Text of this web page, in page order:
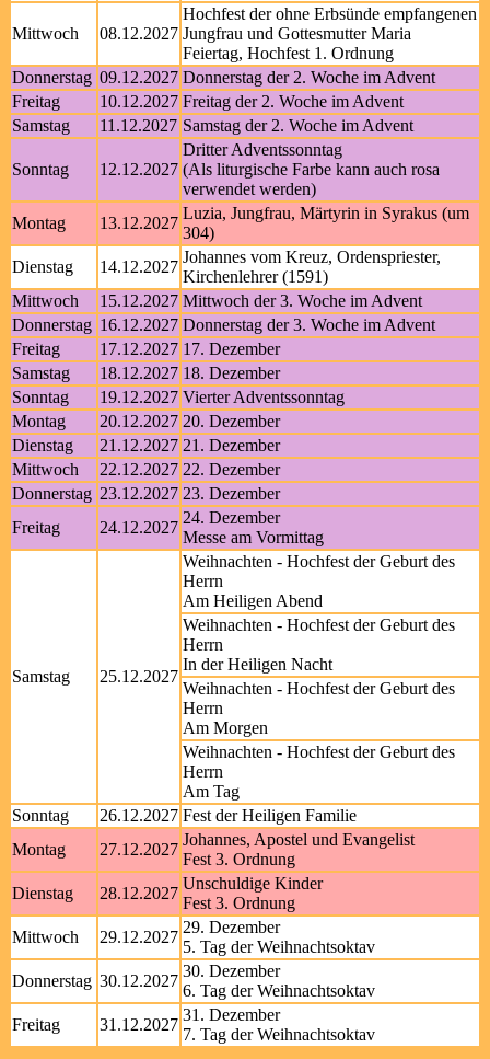
Mittwoch 08.12.2027
Hochfest der ohne Erbsünde empfangenen
Jungfrau und Gottesmutter Maria
Feiertag, Hochfest 1. Ordnung
Donnerstag 09.12.2027 Donnerstag der 2. Woche im Advent
Freitag
10.12.2027 Freitag der 2. Woche im Advent
Samstag
11.12.2027 Samstag der 2. Woche im Advent
Sonntag 12.12.2027
Dritter Adventssonntag
(Als liturgische Farbe kann auch rosa
verwendet werden)
Montag
13.12.2027
Luzia, Jungfrau, Märtyrin in Syrakus (um
304)
Dienstag
14.12.2027
Johannes vom Kreuz, Ordenspriester,
Kirchenlehrer (1591)
Mittwoch
15.12.2027 Mittwoch der 3. Woche im Advent
Donnerstag 16.12.2027 Donnerstag der 3. Woche im Advent
Freitag
17.12.2027 17. Dezember
Samstag
18.12.2027 18. Dezember
Sonntag
19.12.2027 Vierter Adventssonntag
Montag
20.12.2027 20. Dezember
Dienstag
21.12.2027 21. Dezember
Mittwoch
22.12.2027 22. Dezember
Donnerstag 23.12.2027 23. Dezember
Freitag
24.12.2027
24. Dezember
Messe am Vormittag
Samstag 25.12.2027
Weihnachten - Hochfest der Geburt des
Herrn
Am Heiligen Abend
Weihnachten - Hochfest der Geburt des
Herrn
In der Heiligen Nacht
Weihnachten - Hochfest der Geburt des
Herrn
Am Morgen
Weihnachten - Hochfest der Geburt des
Herrn
Am Tag
Sonntag
26.12.2027 Fest der Heiligen Familie
Montag
27.12.2027
Johannes, Apostel und Evangelist
Fest 3. Ordnung
Dienstag
28.12.2027
Unschuldige Kinder
Fest 3. Ordnung
Mittwoch
29.12.2027
29. Dezember
5. Tag der Weihnachtsoktav
Donnerstag 30.12.2027
30. Dezember
6. Tag der Weihnachtsoktav
Freitag
31.12.2027
31. Dezember
7. Tag der Weihnachtsoktav